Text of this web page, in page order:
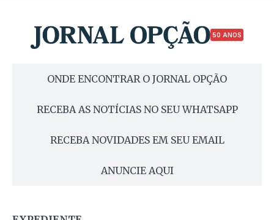
50 ANOS
ONDE ENCONTRAR O JORNAL OPÇÃO
RECEBA AS NOTÍCIAS NO SEU WHATSAPP
RECEBA NOVIDADES EM SEU EMAIL
ANUNCIE AQUI